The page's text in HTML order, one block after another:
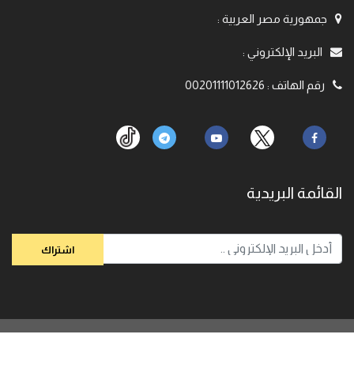
جمهورية مصر العربية :
البريد الإلكتروني :
رقم الهاتف :
00201111012626
القائمة البريدية